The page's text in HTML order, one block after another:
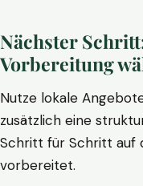
Nächster
Vorbereitung
Nutze lokale
zusätzlich eine
Schritt für Schritt auf
vorbereitet.